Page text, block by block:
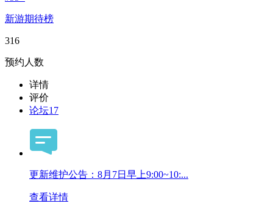
新游期待榜
316
预约人数
详情
评价
论坛17
更新维护公告：8月7日早上9:00~10:...
查看详情